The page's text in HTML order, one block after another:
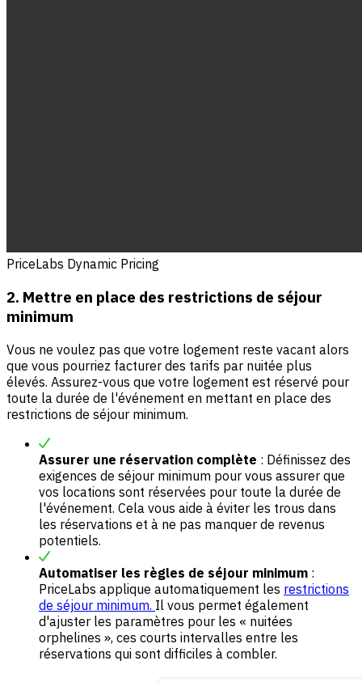
PriceLabs Dynamic Pricing
2. Mettre en place des restrictions de séjour
minimum
Vous ne voulez pas que votre logement reste vacant alors
que vous pourriez facturer des tarifs par nuitée plus
élevés. Assurez-vous que votre logement est réservé pour
toute la durée de l'événement en mettant en place des
restrictions de séjour minimum.
Assurer une réservation complète : Définissez des
exigences de séjour minimum pour vous assurer que
vos locations sont réservées pour toute la durée de
l'événement. Cela vous aide à éviter les trous dans
les réservations et à ne pas manquer de revenus
potentiels.
Automatiser les règles de séjour minimum :
PriceLabs applique automatiquement les restrictions
de séjour minimum. Il vous permet également
d'ajuster les paramètres pour les « nuitées
orphelines », ces courts intervalles entre les
réservations qui sont difficiles à combler.